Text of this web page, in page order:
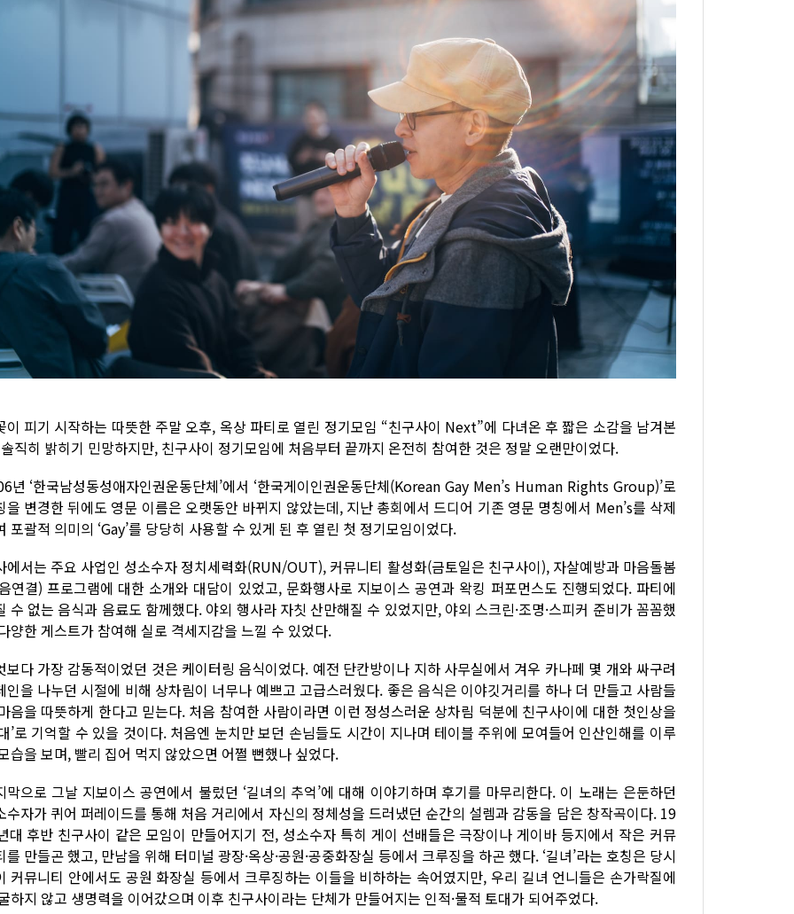
이 피기 시작하는 따뜻한 주말 오후, 옥상 파티로 열린 정기모임 “친구사이 Next”에 다녀온 후 짧은 소감을 남겨본
직히 밝히기 민망하지만, 친구사이 정기모임에 처음부터 끝까지 온전히 참여한 것은 정말 오랜만이었다.
년 ‘한국남성동성애자인권운동단체’에서 ‘한국게이인권운동단체(Korean Gay Men’s Human Rights Group)’로
을 변경한 뒤에도 영문 이름은 오랫동안 바뀌지 않았는데, 지난 총회에서 드디어 기존 영문 명칭에서 Men’s를 삭제
포괄적 의미의 ‘Gay’를 당당히 사용할 수 있게 된 후 열린 첫 정기모임이었다.
에서는 주요 사업인 성소수자 정치세력화(RUN/OUT), 커뮤니티 활성화(금토일은 친구사이), 자살예방과 마음돌봄
연결) 프로그램에 대한 소개와 대담이 있었고, 문화행사로 지보이스 공연과 왁킹 퍼포먼스도 진행되었다. 파티에
수 없는 음식과 음료도 함께했다. 야외 행사라 자칫 산만해질 수 있었지만, 야외 스크린·조명·스피커 준비가 꼼꼼했
양한 게스트가 참여해 실로 격세지감을 느낄 수 있었다.
보다 가장 감동적이었던 것은 케이터링 음식이었다. 예전 단칸방이나 지하 사무실에서 겨우 카나페 몇 개와 싸구려
인을 나누던 시절에 비해 상차림이 너무나 예쁘고 고급스러웠다. 좋은 음식은 이야깃거리를 하나 더 만들고 사람들
음을 따뜻하게 한다고 믿는다. 처음 참여한 사람이라면 이런 정성스러운 상차림 덕분에 친구사이에 대한 첫인상을
’로 기억할 수 있을 것이다. 처음엔 눈치만 보던 손님들도 시간이 지나며 테이블 주위에 모여들어 인산인해를 이루
습을 보며, 빨리 집어 먹지 않았으면 어쩔 뻔했나 싶었다.
막으로 그날 지보이스 공연에서 불렀던 ‘길녀의 추억’에 대해 이야기하며 후기를 마무리한다. 이 노래는 은둔하던
수자가 퀴어 퍼레이드를 통해 처음 거리에서 자신의 정체성을 드러냈던 순간의 설렘과 감동을 담은 창작곡이다. 19
대 후반 친구사이 같은 모임이 만들어지기 전, 성소수자 특히 게이 선배들은 극장이나 게이바 등지에서 작은 커뮤
를 만들곤 했고, 만남을 위해 터미널 광장·옥상·공원·공중화장실 등에서 크루징을 하곤 했다. ‘길녀’라는 호칭은 당시
커뮤니티 안에서도 공원 화장실 등에서 크루징하는 이들을 비하하는 속어였지만, 우리 길녀 언니들은 손가락질에
하지 않고 생명력을 이어갔으며 이후 친구사이라는 단체가 만들어지는 인적·물적 토대가 되어주었다.